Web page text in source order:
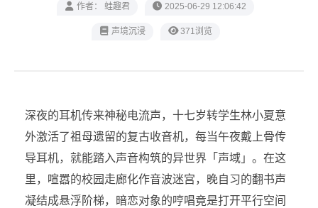
作者： 蛙趣君 2025-06-29 12:06:42
声境沉浸 371浏览
深夜的耳机传来神秘电流声，十七岁转学生林小夏意
外激活了祖母遗留的复古收音机，每当午夜戴上骨传
导耳机，就能踏入声音构筑的异世界「声域」。在这
里，喧嚣的校园走廊化作音波迷宫，晚自习的翻书声
凝结成悬浮阶梯，暗恋对象的哼唱竟是打开平行空间